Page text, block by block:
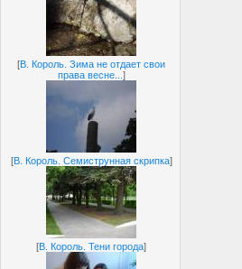
[В. Король. Зима не отдает свои
права весне... ]
[В. Король. Семиструнная скрипка]
[В. Король. Тени города]